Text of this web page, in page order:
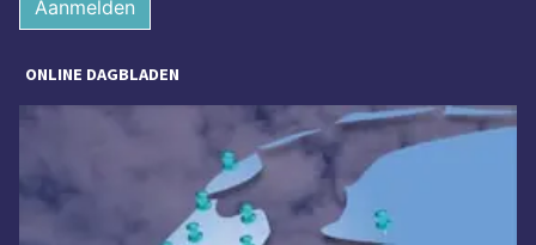
Aanmelden
ONLINE DAGBLADEN